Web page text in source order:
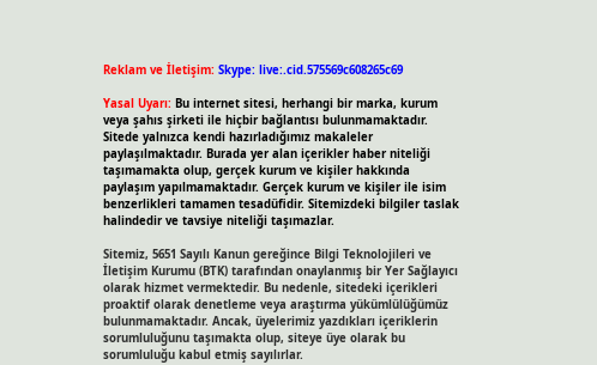
Reklam ve İletişim: Skype: live:.cid.575569c608265c69
Yasal Uyarı: Bu internet sitesi, herhangi bir marka, kurum
veya şahıs şirketi ile hiçbir bağlantısı bulunmamaktadır.
Sitede yalnızca kendi hazırladığımız makaleler
paylaşılmaktadır. Burada yer alan içerikler haber niteliği
taşımamakta olup, gerçek kurum ve kişiler hakkında
paylaşım yapılmamaktadır. Gerçek kurum ve kişiler ile isim
benzerlikleri tamamen tesadüfidir. Sitemizdeki bilgiler taslak
halindedir ve tavsiye niteliği taşımazlar.
Sitemiz, 5651 Sayılı Kanun gereğince Bilgi Teknolojileri ve
İletişim Kurumu (BTK) tarafından onaylanmış bir Yer Sağlayıcı
olarak hizmet vermektedir. Bu nedenle, sitedeki içerikleri
proaktif olarak denetleme veya araştırma yükümlülüğümüz
bulunmamaktadır. Ancak, üyelerimiz yazdıkları içeriklerin
sorumluluğunu taşımakta olup, siteye üye olarak bu
sorumluluğu kabul etmiş sayılırlar.